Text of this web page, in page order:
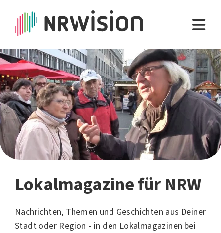
Lokalmagazine für NRW
Nachrichten, Themen und Geschichten aus Deiner
Stadt oder Region - in den Lokalmagazinen bei